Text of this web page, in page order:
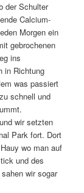
der Schulter
Calcium-
Morgen ein
gebrochenen
ins
in Richtung
was passiert
schnell und
wir setzten
Park fort. Dort
wo man auf
und des
wir sogar